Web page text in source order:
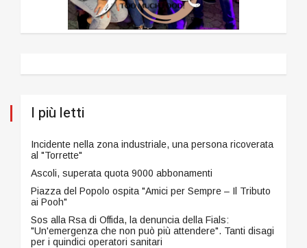
I più letti
Incidente nella zona industriale, una persona ricoverata
al "Torrette"
Ascoli, superata quota 9000 abbonamenti
Piazza del Popolo ospita "Amici per Sempre – Il Tributo
ai Pooh"
Sos alla Rsa di Offida, la denuncia della Fials:
"Un'emergenza che non può più attendere". Tanti disagi
per i quindici operatori sanitari